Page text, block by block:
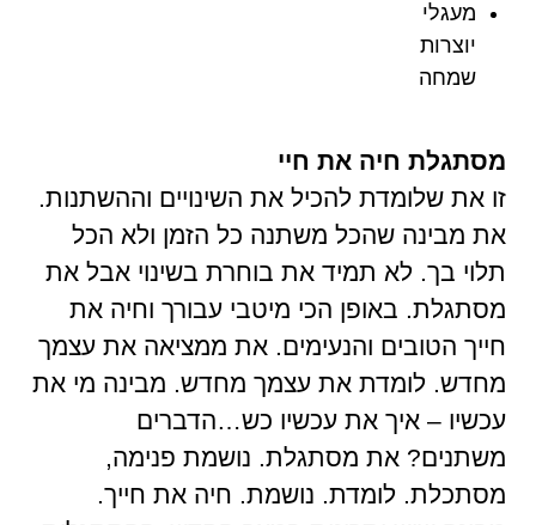
מעגלי
יוצרות
שמחה
מסתגלת חיה את חיי
זו את שלומדת להכיל את השינויים וההשתנות.
את מבינה שהכל משתנה כל הזמן ולא הכל
תלוי בך. לא תמיד את בוחרת בשינוי אבל את
מסתגלת. באופן הכי מיטבי עבורך וחיה את
חייך הטובים והנעימים. את ממציאה את עצמך
מחדש. לומדת את עצמך מחדש. מבינה מי את
עכשיו – איך את עכשיו כש…הדברים
משתנים? את מסתגלת. נושמת פנימה,
מסתכלת. לומדת. נושמת. חיה את חייך.